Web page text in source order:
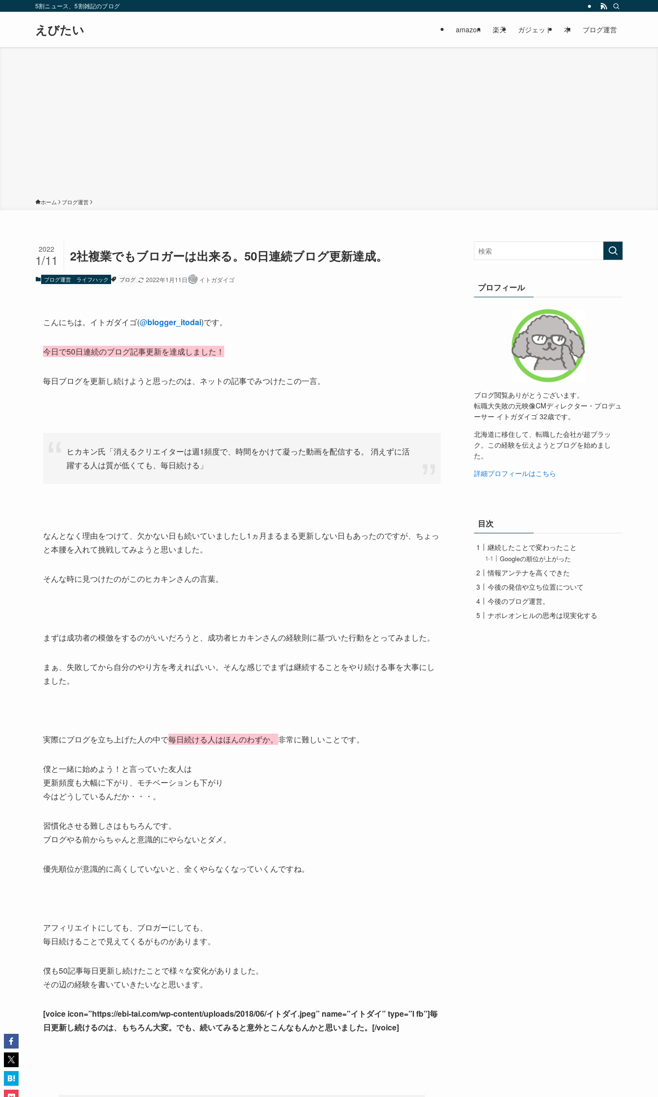
5割ニュース、5割雑記のブログ
えびたい amazon 楽天 ガジェット 本 ブログ運営
ホーム ブログ運営
2社複業でもブロガーは出来る。50日連続ブログ更新達成。
2022
1/11
ブログ運営 ライフハック ブログ 2022年1月11日 イトガダイゴ
こんにちは。イトガダイゴ(@blogger_itodai)です。
今日で50日連続のブログ記事更新を達成しました！
毎日ブログを更新し続けようと思ったのは、ネットの記事でみつけたこの一言。
ヒカキン氏「消えるクリエイターは週1頻度で、時間をかけて凝った動画を配信する。 消えずに活
躍する人は質が低くても、毎日続ける」
なんとなく理由をつけて、欠かない日も続いていましたし1ヵ月まるまる更新しない日もあったのですが、ちょっ
と本腰を入れて挑戦してみようと思いました。
そんな時に見つけたのがこのヒカキンさんの言葉。
まずは成功者の模倣をするのがいいだろうと、成功者ヒカキンさんの経験則に基づいた行動をとってみました。
まぁ、失敗してから自分のやり方を考えればいい。そんな感じでまずは継続することをやり続ける事を大事にし
ました。
実際にブログを立ち上げた人の中で毎日続ける人はほんのわずか。 非常に難しいことです。
僕と一緒に始めよう！と言っていた友人は
更新頻度も大幅に下がり、モチベーションも下がり
今はどうしているんだか・・・。
習慣化させる難しさはもちろんです。
ブログやる前からちゃんと意識的にやらないとダメ。
優先順位が意識的に高くしていないと、全くやらなくなっていくんですね。
アフィリエイトにしても、ブロガーにしても、
毎日続けることで見えてくるがものがあります。
僕も50記事毎日更新し続けたことで様々な変化がありました。
その辺の経験を書いていきたいなと思います。
[voice icon=”https://ebi-tai.com/wp-content/uploads/2018/06/イトダイ.jpeg” name=”イトダイ” type=”l fb”]毎
日更新し続けるのは、もちろん大変。でも、続いてみると意外とこんなもんかと思いました。[/voice]
プロフィール
ブログ閲覧ありがとうございます。
転職大失敗の元映像CMディレクター・プロデュ
ーサー イトガダイゴ 32歳です。
北海道に移住して、転職した会社が超ブラッ
ク。この経験を伝えようとブログを始めまし
た。
詳細プロフィールはこちら
目次
継続したことで変わったこと
Googleの順位が上がった
情報アンテナを高くできた
今後の発信や立ち位置について
今後のブログ運営。
ナポレオンヒルの思考は現実化する